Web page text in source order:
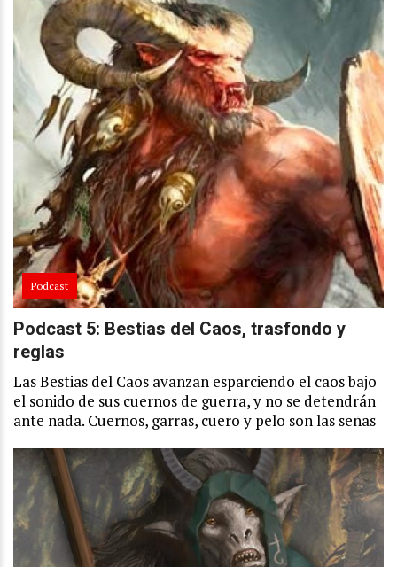
Podcast
Podcast 5: Bestias del Caos, trasfondo y
reglas
Las Bestias del Caos avanzan esparciendo el caos bajo
el sonido de sus cuernos de guerra, y no se detendrán
ante nada. Cuernos, garras, cuero y pelo son las señas